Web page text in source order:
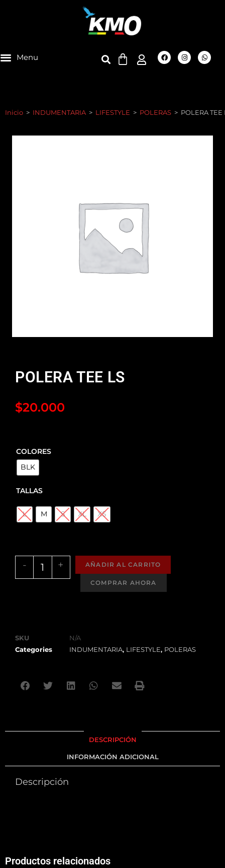
Inicio > INDUMENTARIA > LIFESTYLE > POLERAS > POLERA TEE
POLERA TEE LS
$20.000
COLORES
BLK
TALLAS
L M S XL XS
- + AÑADIR AL CARRITO
SKU
N/A
Categories
INDUMENTARIA, LIFESTYLE, POLERAS
DESCRIPCIÓN
INFORMACIÓN ADICIONAL
Descripción
Productos relacionados